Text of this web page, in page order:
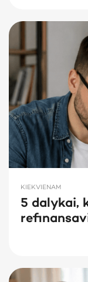
KIEKVIENAM
5 dalykai,